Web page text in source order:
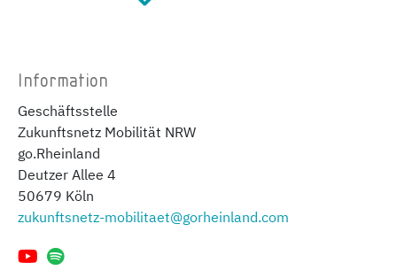
Information
Geschäftsstelle
Zukunftsnetz Mobilität NRW
go.Rheinland
Deutzer Allee 4
50679 Köln
zukunftsnetz-mobilitaet@gorheinland.com